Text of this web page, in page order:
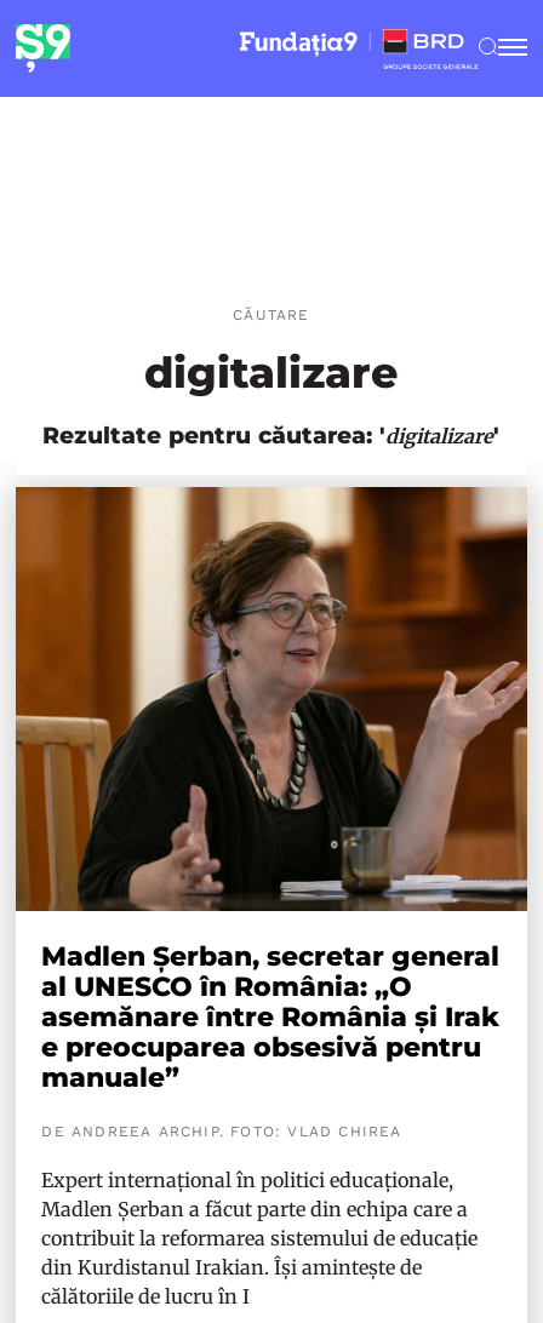
CĂUTARE
digitalizare
Rezultate pentru căutarea: 'digitalizare'
Madlen Șerban, secretar general
al UNESCO în România: „O
asemănare între România și Irak
e preocuparea obsesivă pentru
manuale”
DE ANDREEA ARCHIP. FOTO: VLAD CHIREA
Expert internațional în politici educaționale,
Madlen Șerban a făcut parte din echipa care a
contribuit la reformarea sistemului de educație
din Kurdistanul Irakian. Își amintește de
călătoriile de lucru în I